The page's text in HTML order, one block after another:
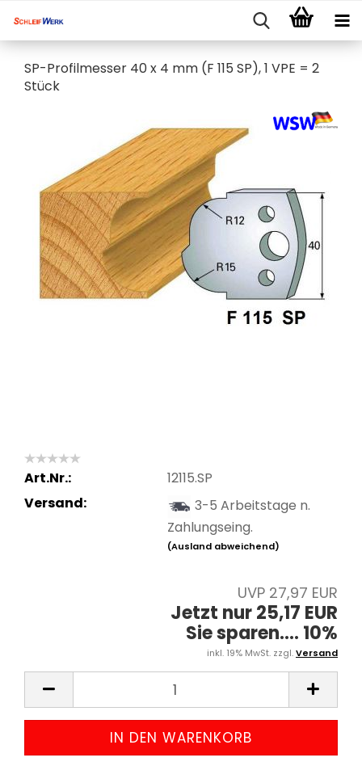
SP-Profilmesser 40 x 4 mm (F 115 SP), 1 VPE = 2
Stück
Art.Nr.:
12115.SP
Versand:
3-5 Arbeitstage n.
Zahlungseing.
(Ausland abweichend)
UVP 27,97 EUR
Jetzt nur 25,17 EUR
Sie sparen.... 10%
inkl. 19% MwSt. zzgl.Versand